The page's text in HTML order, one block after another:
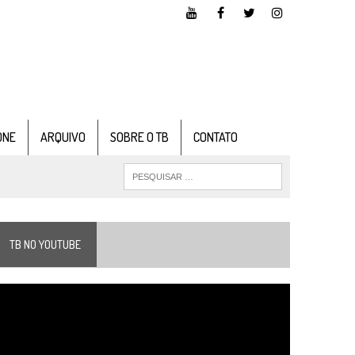
ARQUIVO SOBRE O TB CONTATO
TB NO YOUTUBE